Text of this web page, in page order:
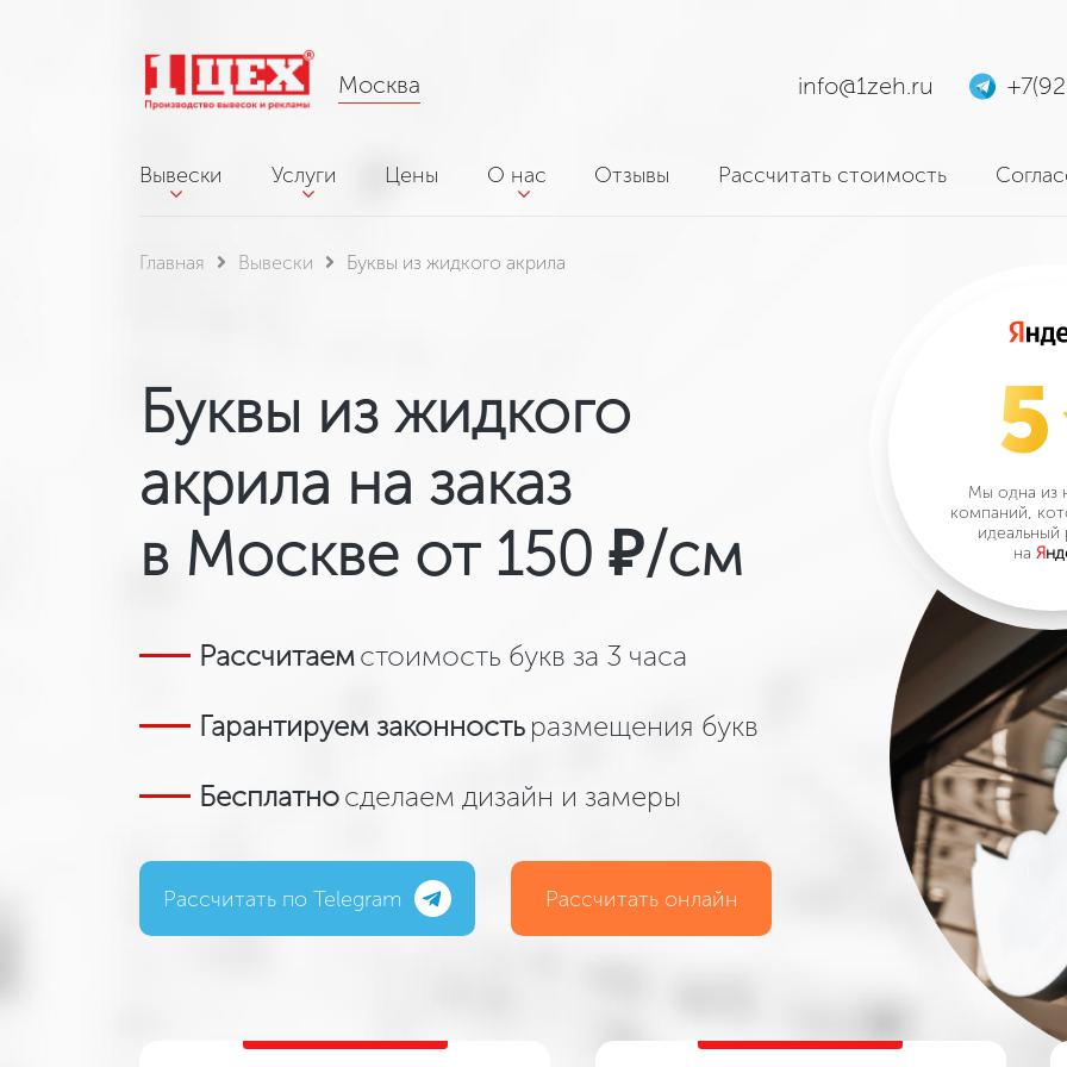
Москва info@1zeh.ru
Вывески Услуги Цены О нас Отзывы Рассчитать стоимость
Главная Вывески Буквы из жидкого акрила
Буквы из жидкого
акрила на заказ
в Москве от 150 ₽/см
Рассчитаемстоимость букв за 3 часа
Гарантируем законность размещения букв
Бесплатносделаем дизайн и замеры
Рассчитать по Telegram Рассчитать онлайн
Мы одна из
компаний,
идеальный
на Я